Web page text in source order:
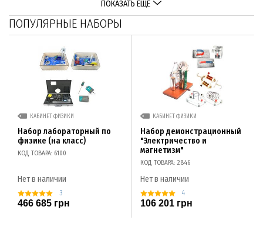
ПОКАЗАТЬ ЕЩЕ
ПОПУЛЯРНЫЕ НАБОРЫ
КАБИНЕТ ФИЗИКИ
Набор лабораторный по
физике (на класс)
КОД ТОВАРА: 6100
Нет в наличии
3
466 685 грн
КАБИНЕТ ФИЗИКИ
Набор демонстрационный
"Электричество и
магнетизм"
КОД ТОВАРА: 2846
Нет в наличии
4
106 201 грн